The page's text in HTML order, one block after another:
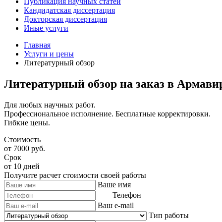
Кандидатская диссертация
Докторская диссертация
Иные услуги
Главная
Услуги и цены
Литературный обзор
Литературный обзор на заказ в
Для любых научных работ.
Профессиональное исполнение. Бесплатные корректировки.
Гибкие цены.
Стоимость
от 7000 руб.
Срок
от 10 дней
Получите расчет стоимости своей работы
Ваше имя
Телефон
Ваш e-mail
Тип работы